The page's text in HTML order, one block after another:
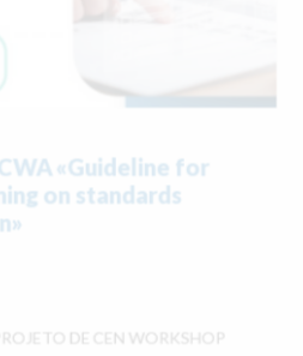
«Guideline for
on standards
DE CEN WORKSHOP